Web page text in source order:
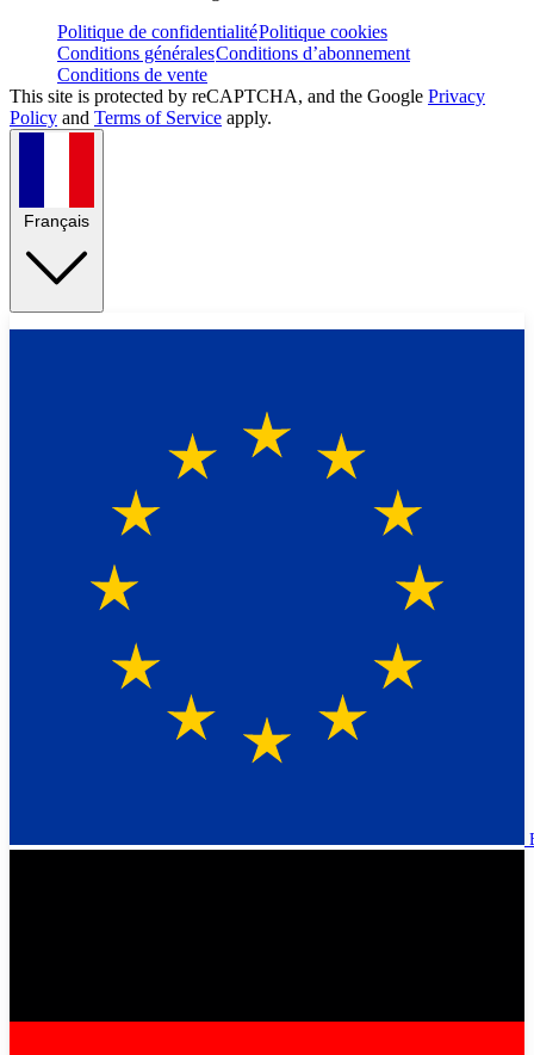
Politique de confidentialitéPolitique cookies
Conditions généralesConditions d’abonnement
Conditions de vente
This site is protected by reCAPTCHA, and the Google Privacy
Policy and Terms of Service apply.
Français